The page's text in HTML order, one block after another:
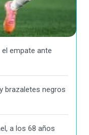
empate ante
brazaletes negros
a los 68 años